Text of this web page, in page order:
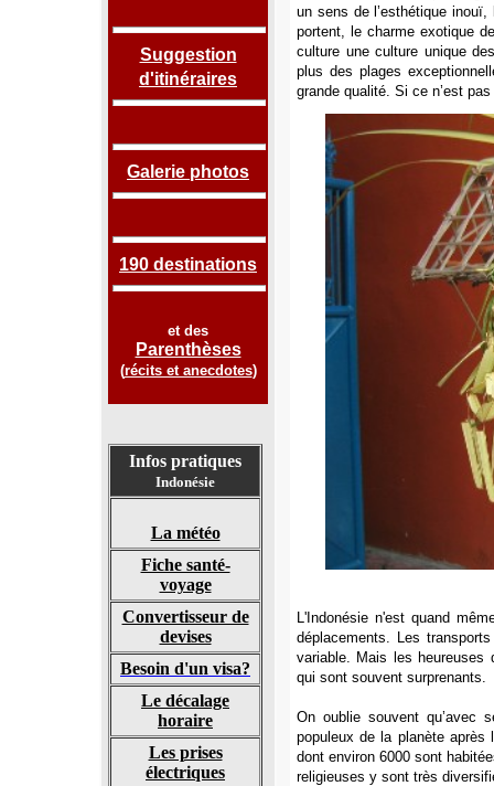
Suggestion
d'itinéraires
Galerie photos
190 destinations
et des
Parenthèses
(récits et anecdotes)
Infos pratiques
Indonésie
La météo
Fiche santé-
voyage
Convertisseur de
devises
Besoin d'un visa?
Le décalage
horaire
Les prises
électriques
un sens de l’esthétique
portent, le charme exotique
culture une culture unique
plus des plages
grande qualité. Si ce n’est
L'Indonésie n'est quand
déplacements. Les
variable. Mais les heureuses
qui sont souvent surprenants.
On oublie souvent qu’avec
populeux de la planète
dont environ 6000 sont
religieuses y sont très